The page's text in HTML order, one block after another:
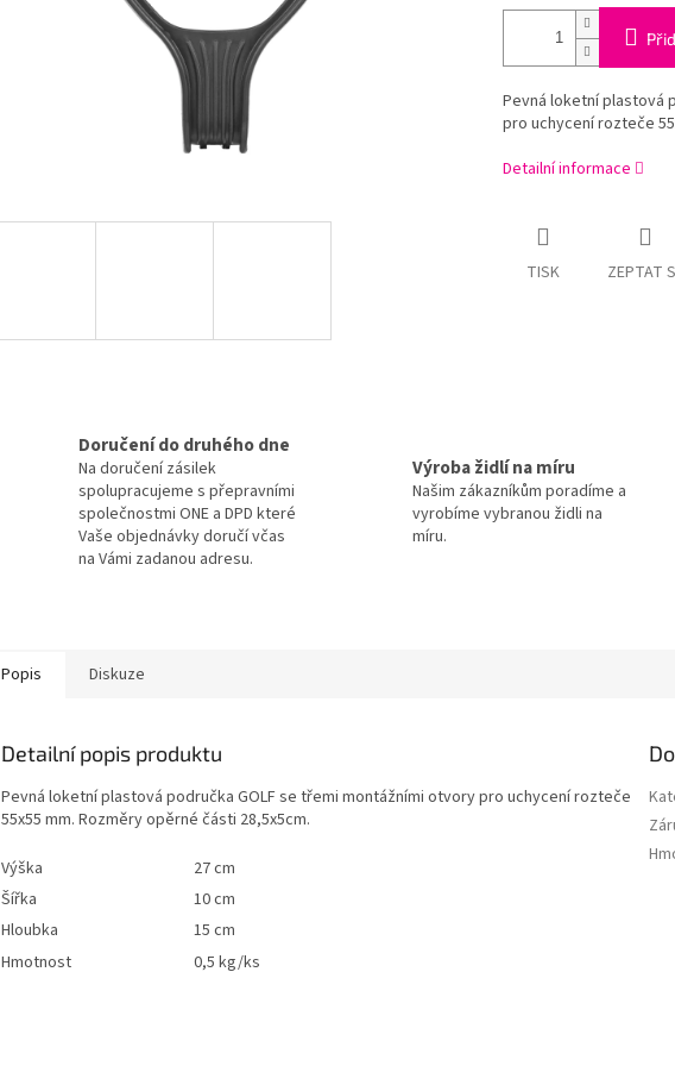
Pevná loketní plastová
pro uchycení rozteče
Detailní informace
TISK ZEPTAT
Doručení do druhého dne
Na doručení zásilek
spolupracujeme s přepravními
společnostmi ONE a DPD které
Vaše objednávky doručí včas
na Vámi zadanou adresu.
Výroba židlí na míru
Našim zákazníkům poradíme a
vyrobíme vybranou židli na
míru.
Popis Diskuze
Detailní popis produktu
Pevná loketní plastová područka GOLF se třemi montážními otvory pro uchycení rozteče
55x55 mm. Rozměry opěrné části 28,5x5cm.
Výška
27 cm
Šířka
10 cm
Hloubka
15 cm
Hmotnost
0,5 kg/ks